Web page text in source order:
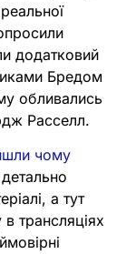
додатковий
Бредом
обливались
Расселл.
чому
а тут
трансляціях